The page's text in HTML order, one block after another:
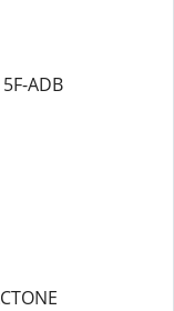
ADB